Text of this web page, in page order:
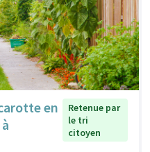
en
Retenue par
le tri
citoyen